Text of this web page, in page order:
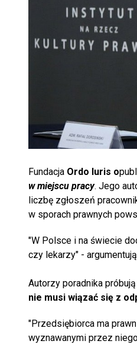
Fundacja Ordo Iuris o
w miejscu pracy. Jego
liczbę zgłoszeń
w sporach prawnych
"W Polsce i na świecie
czy lekarzy" -
Autorzy poradnika
nie musi wiązać się z
"Przedsiębiorca ma
wyznawanymi przez